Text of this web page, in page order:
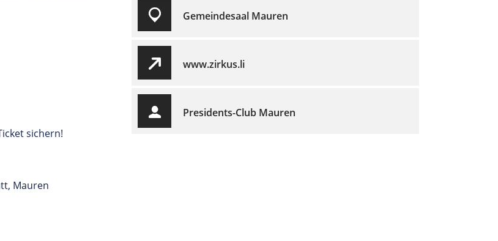
sichern!
Mauren
Gemeindesaal Mauren
www.zirkus.li
Presidents-Club Mauren